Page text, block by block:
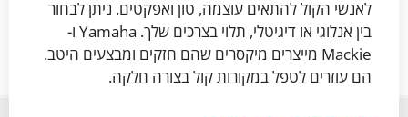
לאנשי הקול להתאים עוצמה, טון ואפקטים. ניתן לבחור
בין אנלוגי או דיגיטלי, תלוי בצרכים שלך. Yamaha ו-
Mackie מייצרים מיקסרים שהם חזקים ומבצעים היטב.
הם עוזרים לטפל במקורות קול בצורה חלקה.